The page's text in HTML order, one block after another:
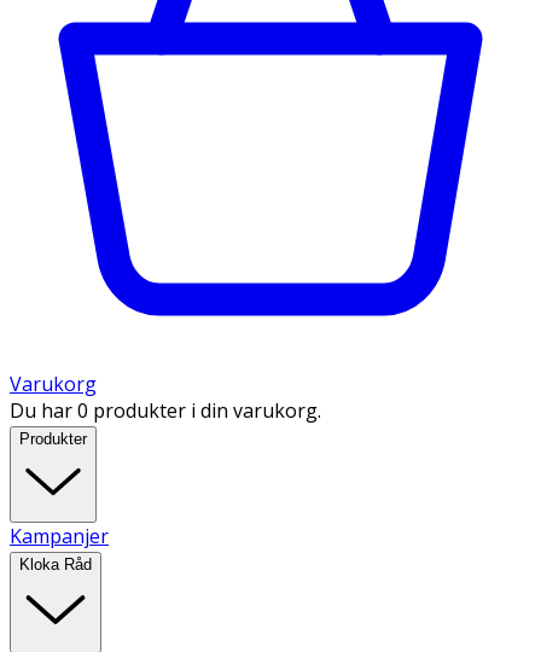
Varukorg
Du har 0 produkter i din varukorg.
Produkter
Kampanjer
Kloka Råd